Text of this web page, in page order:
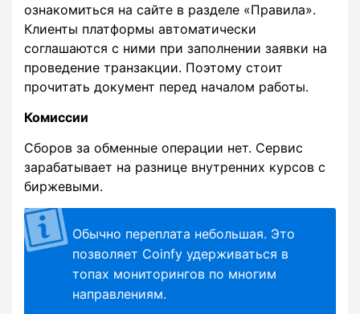
ознакомиться на сайте в разделе «Правила».
Клиенты платформы автоматически
соглашаются с ними при заполнении заявки на
проведение транзакции. Поэтому стоит
прочитать документ перед началом работы.
Комиссии
Сборов за обменные операции нет. Сервис
зарабатывает на разнице внутренних курсов с
биржевыми.
Обычно переплата небольшая. Это
позволяет Coinfy удерживаться в
топах мониторингов по многим
направлениям.